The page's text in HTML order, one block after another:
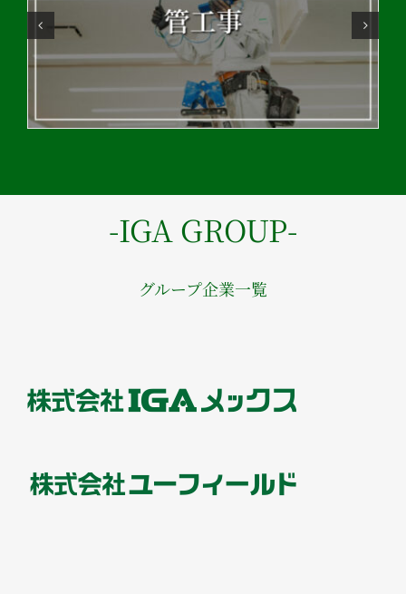
-IGA GROUP-
グループ企業一覧